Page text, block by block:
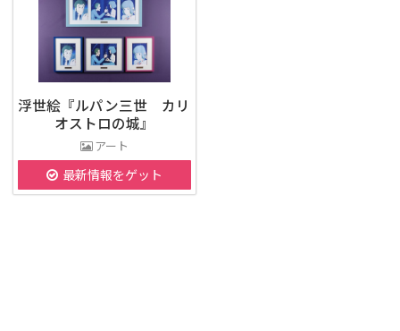
浮世絵『ルパン三世 カリ
オストロの城』
アート
最新情報をゲット